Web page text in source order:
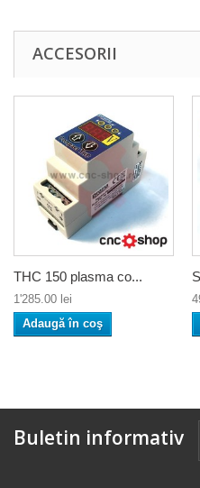
ACCESORII
THC 150 plasma co...
1'285.00 lei
Adaugă în coş
Buletin informativ